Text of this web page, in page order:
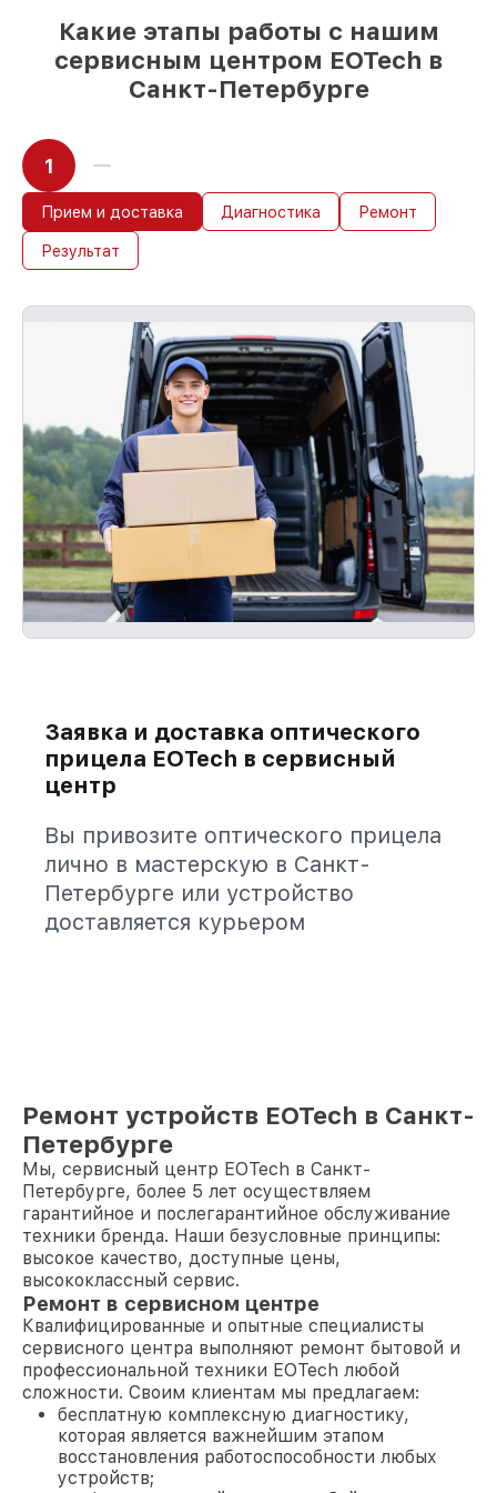
Какие этапы работы с нашим
сервисным центром EOTech в
Санкт-Петербурге
1
Прием и доставка Диагностика Ремонт
Результат
Заявка и доставка оптического
прицела EOTech в сервисный
центр
Вы привозите оптического прицела
лично в мастерскую в Санкт-
Петербурге или устройство
доставляется курьером
Ремонт устройств EOTech в Санкт-
Петербурге
Мы, сервисный центр EOTech в Санкт-
Петербурге, более 5 лет осуществляем
гарантийное и послегарантийное обслуживание
техники бренда. Наши безусловные принципы:
высокое качество, доступные цены,
высококлассный сервис.
Ремонт в сервисном центре
Квалифицированные и опытные специалисты
сервисного центра выполняют ремонт бытовой и
профессиональной техники EOTech любой
сложности. Своим клиентам мы предлагаем:
бесплатную комплексную диагностику,
которая является важнейшим этапом
восстановления работоспособности любых
устройств;